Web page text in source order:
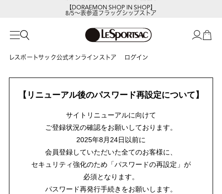
【DORAEMON SHOP IN SHOP】
8/5～表参道フラッグシップストア
レスポートサック公式オンラインストア ログイン
【リニューアル後のパスワード再設定について】
サイトリニューアルに向けて
ご登録状況の確認をお願いしております。
2025年8月24日以前に
会員登録していただいた全てのお客様に、
セキュリティ強化のため「パスワードの再設定」が
必須となります。
パスワード再発行手続きをお願いします。